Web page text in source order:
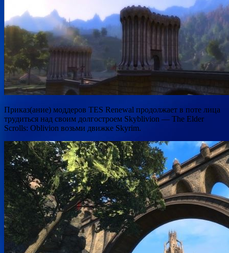
Приказ(ание) моддеров TES Renewal продолжает в поте лица
трудиться над своим долгостроем Skyblivion — The Elder
Scrolls: Oblivion возьми движке Skyrim.